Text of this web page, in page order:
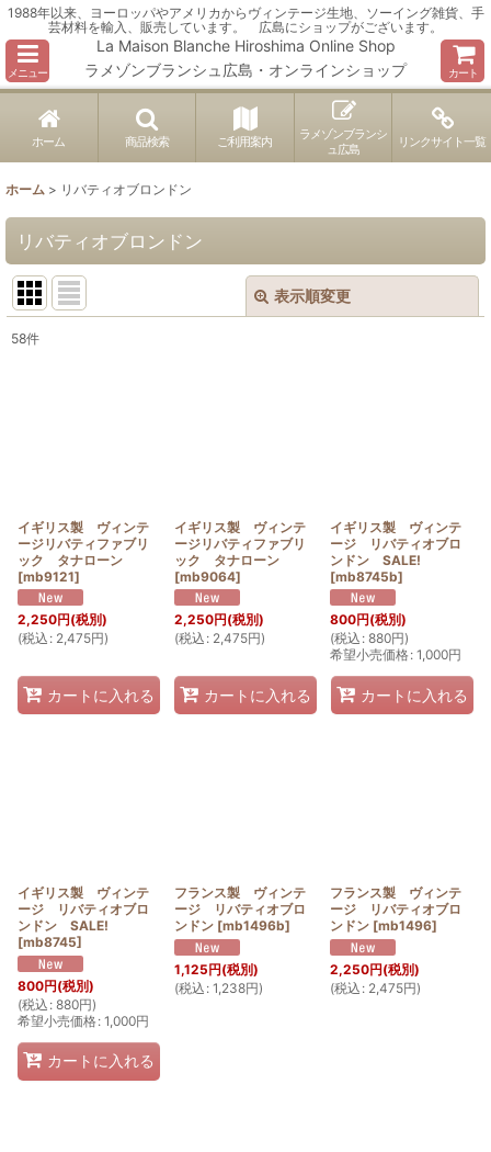
1988年以来、ヨーロッパやアメリカからヴィンテージ生地、ソーイング雑貨、手
芸材料を輸入、販売しています。 広島にショップがございます。
メニュー
La Maison Blanche Hiroshima Online Shop
ラメゾンブランシュ広島・オンラインショップ
カート
ホーム 商品検索 ご利用案内
ラメゾンブランシ
ュ広島
リンクサイト一覧
ホーム > リバティオブロンドン
リバティオブロンドン
表示順変更
58件
イギリス製 ヴィンテ
ージリバティファブリ
ック タナローン
[mb9121]
2,250円(税別)
(税込 : 2,475円)
カートに入れる
イギリス製 ヴィンテ
ージリバティファブリ
ック タナローン
[mb9064]
2,250円(税別)
(税込 : 2,475円)
カートに入れる
イギリス製 ヴィンテ
ージ リバティオブロ
ンドン SALE!
[mb8745b]
800円(税別)
(税込 : 880円)
希望小売価格: 1,000円
カートに入れる
イギリス製 ヴィンテ
ージ リバティオブロ
ンドン SALE!
[mb8745]
800円(税別)
(税込 : 880円)
希望小売価格: 1,000円
カートに入れる
フランス製 ヴィンテ
ージ リバティオブロ
ンドン [mb1496b]
1,125円(税別)
(税込 : 1,238円)
フランス製 ヴィンテ
ージ リバティオブロ
ンドン [mb1496]
2,250円(税別)
(税込 : 2,475円)